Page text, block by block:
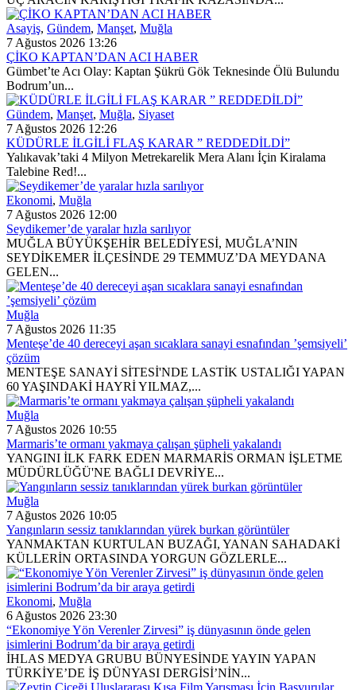
Asayiş, Gündem, Manşet, Muğla
7 Ağustos 2026 13:26
ÇİKO KAPTAN’DAN ACI HABER
​Gümbet’te Acı Olay: Kaptan Şükrü Gök Teknesinde Ölü Bulundu
Bodrum’un...
Gündem, Manşet, Muğla, Siyaset
7 Ağustos 2026 12:26
KÜDÜRLE İLGİLİ FLAŞ KARAR ” REDDEDİLDİ”
​Yalıkavak’taki 4 Milyon Metrekarelik Mera Alanı İçin Kiralama
Talebine Red!...
Ekonomi, Muğla
7 Ağustos 2026 12:00
Seydikemer’de yaralar hızla sarılıyor
MUĞLA BÜYÜKŞEHİR BELEDİYESİ, MUĞLA’NIN
SEYDİKEMER İLÇESİNDE 29 TEMMUZ’DA MEYDANA
GELEN...
Muğla
7 Ağustos 2026 11:35
Menteşe’de 40 dereceyi aşan sıcaklara sanayi esnafından ’şemsiyeli’
çözüm
MENTEŞE SANAYİ SİTESİ'NDE LASTİK USTALIĞI YAPAN
60 YAŞINDAKİ HAYRİ YILMAZ,...
Muğla
7 Ağustos 2026 10:55
Marmaris’te ormanı yakmaya çalışan şüpheli yakalandı
YANGINI İLK FARK EDEN MARMARİS ORMAN İŞLETME
MÜDÜRLÜĞÜ'NE BAĞLI DEVRİYE...
Muğla
7 Ağustos 2026 10:05
Yangınların sessiz tanıklarından yürek burkan görüntüler
YANMAKTAN KURTULAN BUZAĞI, YANAN SAHADAKİ
KÜLLERİN ORTASINDA YORGUN GÖZLERLE...
Ekonomi, Muğla
6 Ağustos 2026 23:30
“Ekonomiye Yön Verenler Zirvesi” iş dünyasının önde gelen
isimlerini Bodrum’da bir araya getirdi
İHLAS MEDYA GRUBU BÜNYESİNDE YAYIN YAPAN
TÜRKİYE’DE İŞ DÜNYASI DERGİSİ’NİN...